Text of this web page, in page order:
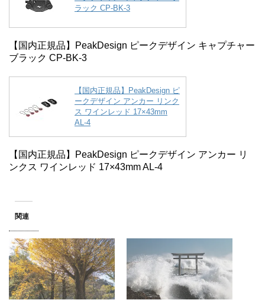
ラック CP-BK-3
【国内正規品】PeakDesign ピークデザイン キャプチャー
ブラック CP-BK-3
【国内正規品】PeakDesign ピ
ークデザイン アンカー リンク
ス ワインレッド 17×43mm
AL-4
【国内正規品】PeakDesign ピークデザイン アンカー リ
ンクス ワインレッド 17×43mm AL-4
関連